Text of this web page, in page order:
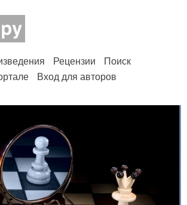
Рецензии
Поиск
Вход для авторов